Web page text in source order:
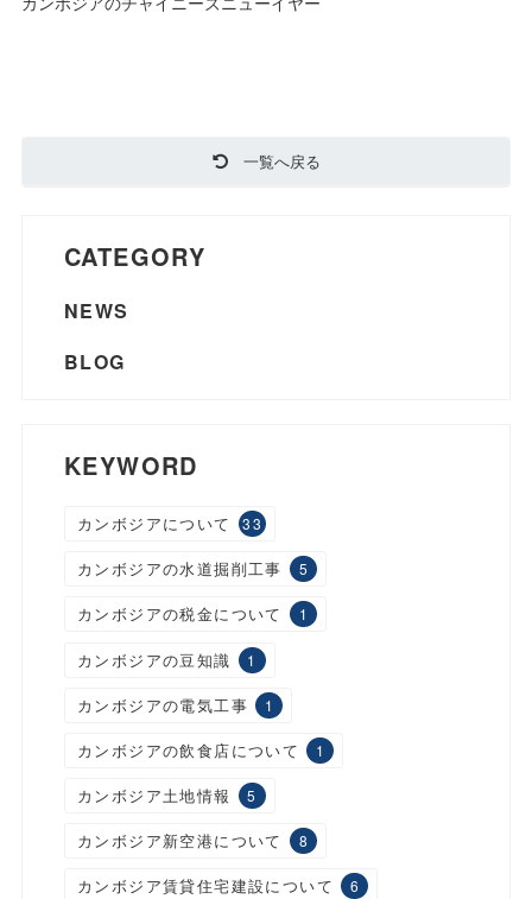
一覧へ戻る
CATEGORY
NEWS
BLOG
KEYWORD
カンボジアについて 33
カンボジアの水道掘削工事 5
カンボジアの税金について 1
カンボジアの豆知識 1
カンボジアの電気工事 1
カンボジアの飲食店について 1
カンボジア土地情報 5
カンボジア新空港について 8
カンボジア賃貸住宅建設について 6